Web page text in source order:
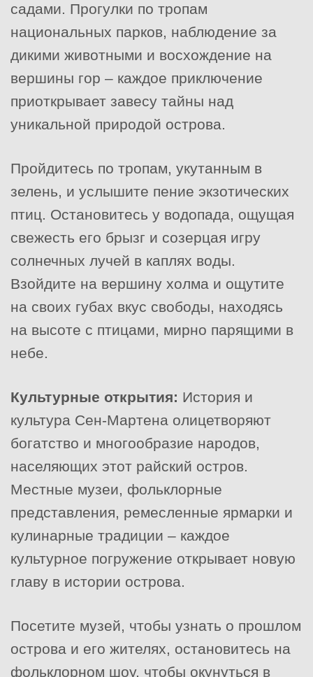
садами. Прогулки по тропам
национальных парков, наблюдение за
дикими животными и восхождение на
вершины гор – каждое приключение
приоткрывает завесу тайны над
уникальной природой острова.
Пройдитесь по тропам, укутанным в
зелень, и услышите пение экзотических
птиц. Остановитесь у водопада, ощущая
свежесть его брызг и созерцая игру
солнечных лучей в каплях воды.
Взойдите на вершину холма и ощутите
на своих губах вкус свободы, находясь
на высоте с птицами, мирно парящими в
небе.
Культурные открытия: История и
культура Сен-Мартена олицетворяют
богатство и многообразие народов,
населяющих этот райский остров.
Местные музеи, фольклорные
представления, ремесленные ярмарки и
кулинарные традиции – каждое
культурное погружение открывает новую
главу в истории острова.
Посетите музей, чтобы узнать о прошлом
острова и его жителях, остановитесь на
фольклорном шоу, чтобы окунуться в